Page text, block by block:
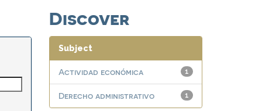
Discover
Subject
1
Actividad económica
1
Derecho administrativo